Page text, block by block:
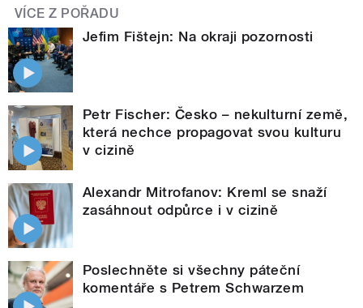
VÍCE Z POŘADU
Jefim Fištejn: Na okraji pozornosti
Petr Fischer: Česko – nekulturní země,
která nechce propagovat svou kulturu
v cizině
Alexandr Mitrofanov: Kreml se snaží
zasáhnout odpůrce i v cizině
Poslechněte si všechny páteční
komentáře s Petrem Schwarzem